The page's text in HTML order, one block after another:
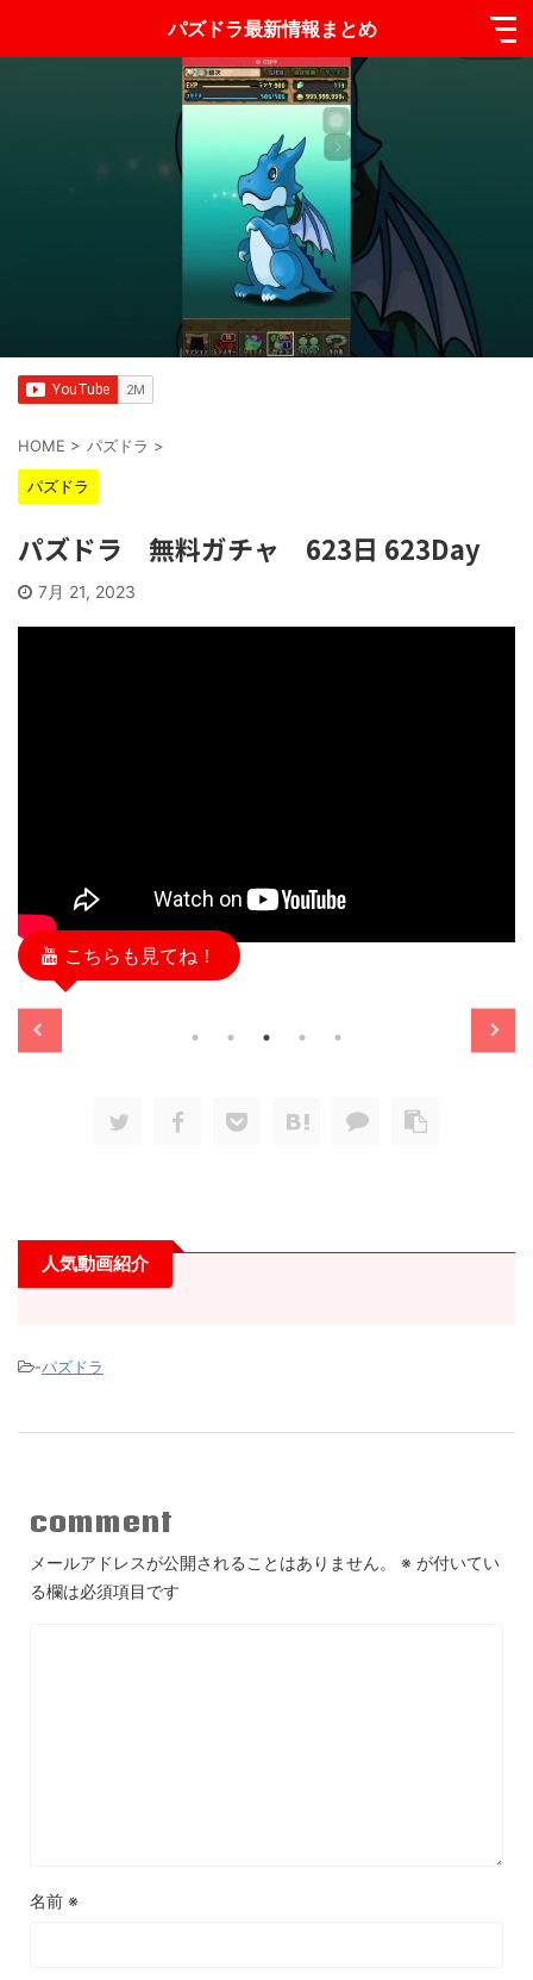
パズドラ最新情報まとめ
HOME > パズドラ >
パズドラ
パズドラ 無料ガチャ 623日 623Day
7月 21, 2023
こちらも見てね！
11/13
人気動画紹介
-パズドラ
comment
メールアドレスが公開されることはありません。 ※ が付いてい
る欄は必須項目です
名前 ※